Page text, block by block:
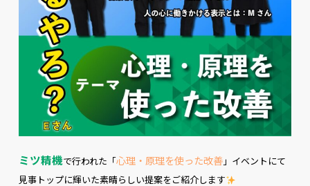
ミツ精機で行われた「心理・原理を使った改善」イベントにて
見事トップに輝いた素晴らしい提案をご紹介します